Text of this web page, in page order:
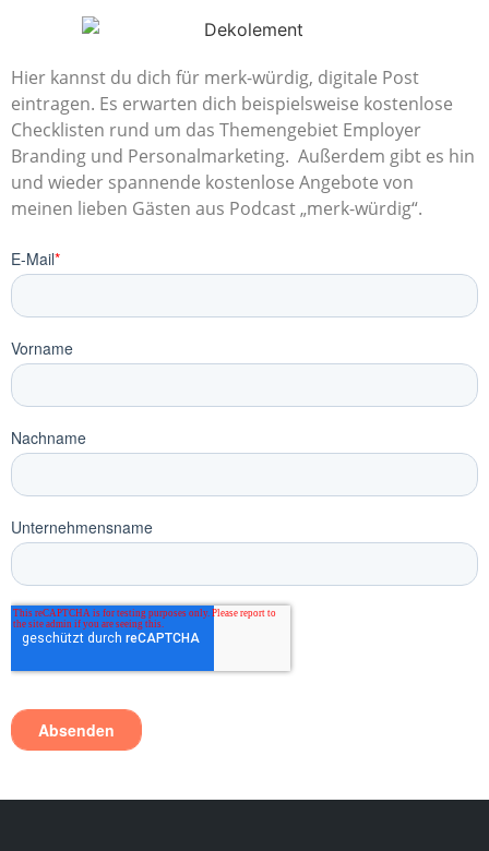
Hier kannst du dich für merk-würdig, digitale Post
eintragen. Es erwarten dich beispielsweise kostenlose
Checklisten rund um das Themengebiet Employer
Branding und Personalmarketing. Außerdem gibt es hin
und wieder spannende kostenlose Angebote von
meinen lieben Gästen aus Podcast „merk-würdig“.